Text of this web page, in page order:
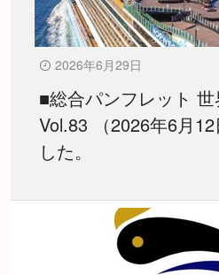
2026年6月29日
■総合パンフレット
Vol.83 （2026年6月
した。